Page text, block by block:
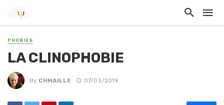
PHOBIES
LA CLINOPHOBIE
By CHMAILLE 07/03/2019